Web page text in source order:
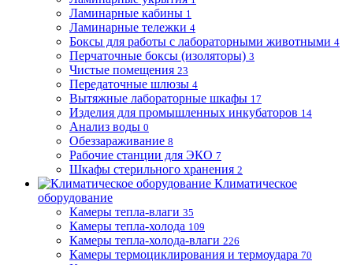
Ламинарные кабины 1
Ламинарные тележки 4
Боксы для работы с лабораторными животными 4
Перчаточные боксы (изоляторы) 3
Чистые помещения 23
Передаточные шлюзы 4
Вытяжные лабораторные шкафы 17
Изделия для промышленных инкубаторов 14
Анализ воды 0
Обеззараживание 8
Рабочие станции для ЭКО 7
Шкафы стерильного хранения 2
Климатическое
оборудование
Камеры тепла-влаги 35
Камеры тепла-холода 109
Камеры тепла-холода-влаги 226
Камеры термоциклирования и термоудара 70